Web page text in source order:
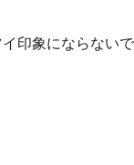
印象にならないで